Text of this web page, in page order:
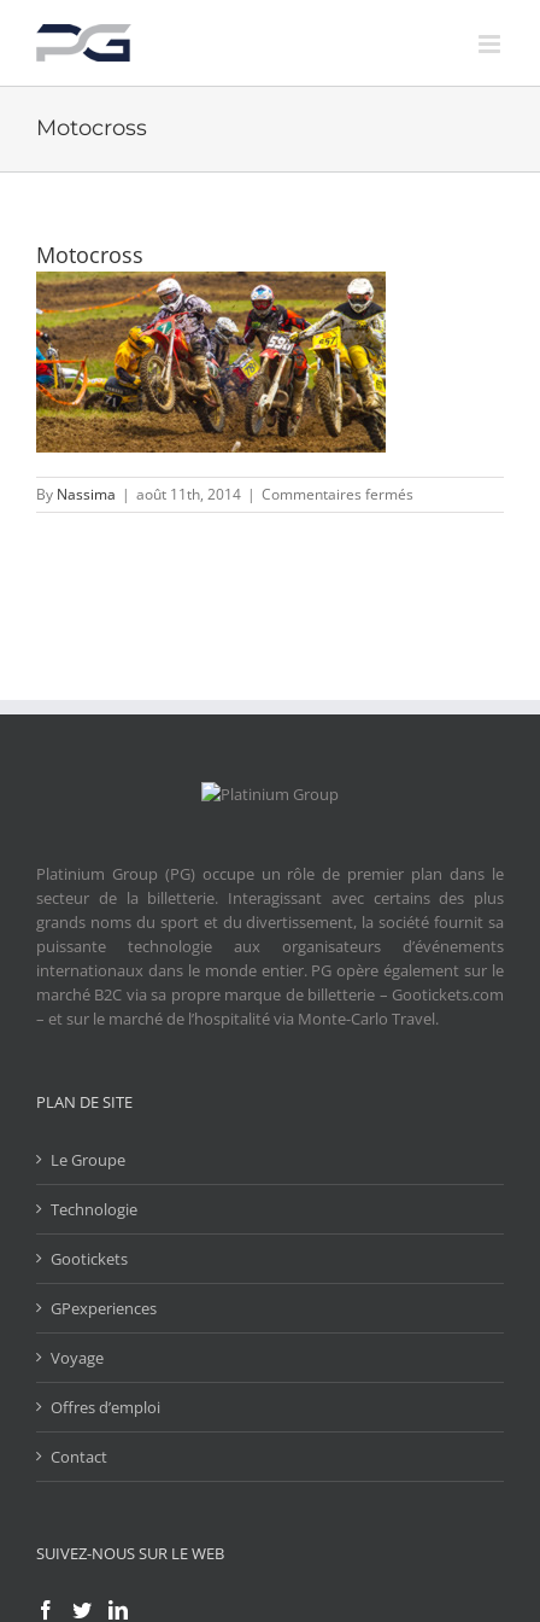
content
Motocross
Motocross
By Nassima | août 11th, 2014 | Commentaires fermés
Motocross
Platinium Group (PG) occupe un rôle de premier plan dans le
secteur de la billetterie. Interagissant avec certains des plus
grands noms du sport et du divertissement, la société fournit sa
puissante technologie aux organisateurs d’événements
internationaux dans le monde entier. PG opère également sur le
marché B2C via sa propre marque de billetterie – Gootickets.com
– et sur le marché de l’hospitalité via Monte-Carlo Travel.
PLAN DE SITE
Le Groupe
Technologie
Gootickets
GPexperiences
Voyage
Offres d’emploi
Contact
SUIVEZ-NOUS SUR LE WEB